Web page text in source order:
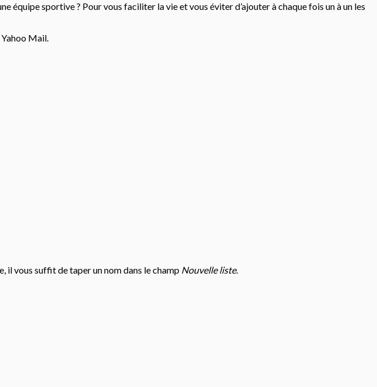
équipe sportive ? Pour vous faciliter la vie et vous éviter d’ajouter à chaque fois un à un les
Yahoo Mail.
il vous suffit de taper un nom dans le champ Nouvelle liste.